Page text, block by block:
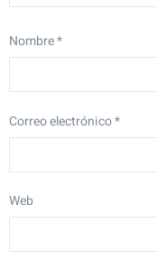
Nombre*
Correo electrónico*
Web